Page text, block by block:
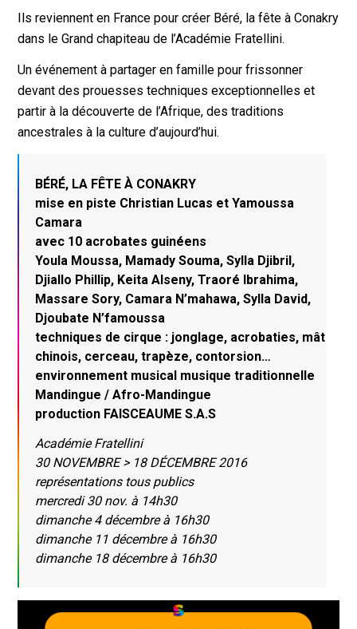
Ils reviennent en France pour créer Béré, la fête à Conakry
dans le Grand chapiteau de l’Académie Fratellini.
Un événement à partager en famille pour frissonner
devant des prouesses techniques exceptionnelles et
partir à la découverte de l’Afrique, des traditions
ancestrales à la culture d’aujourd’hui.
BÉRÉ, LA FÊTE À CONAKRY
mise en piste Christian Lucas et Yamoussa
Camara
avec 10 acrobates guinéens
Youla Moussa, Mamady Souma, Sylla Djibril,
Djiallo Phillip, Keita Alseny, Traoré Ibrahima,
Massare Sory, Camara N’mahawa, Sylla David,
Djoubate N’famoussa
techniques de cirque : jonglage, acrobaties, mât
chinois, cerceau, trapèze, contorsion…
environnement musical musique traditionnelle
Mandingue / Afro-Mandingue
production FAISCEAUME S.A.S
Académie Fratellini
30 NOVEMBRE > 18 DÉCEMBRE 2016
représentations tous publics
mercredi 30 nov. à 14h30
dimanche 4 décembre à 16h30
dimanche 11 décembre à 16h30
dimanche 18 décembre à 16h30